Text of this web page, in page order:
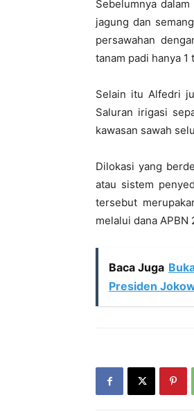
Sebelumnya
jagung dan
persawahan
tanam padi hanya 1
Selain itu Alfedri
Saluran irigasi
kawasan sawah
Dilokasi yang
atau sistem
tersebut
melalui dana APBN
Baca Juga
Presiden